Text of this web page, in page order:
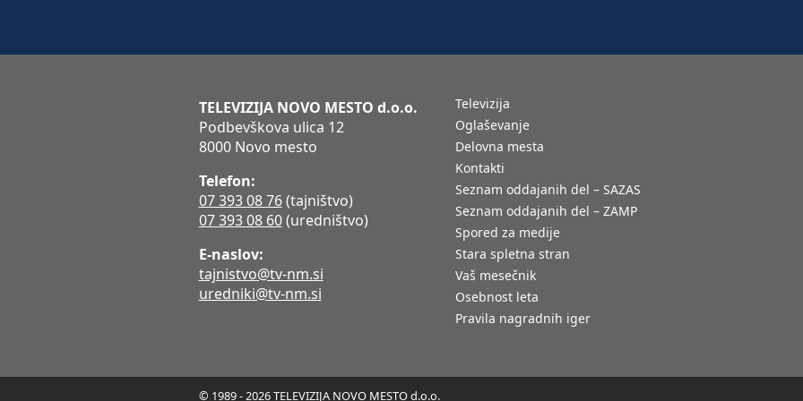
TELEVIZIJA NOVO MESTO d.o.o.
Podbevškova ulica 12
8000 Novo mesto
Telefon:
07 393 08 76(tajništvo)
07 393 08 60(uredništvo)
E-naslov:
tajnistvo@tv-nm.si
uredniki@tv-nm.si
Televizija
Oglaševanje
Delovna mesta
Kontakti
Seznam oddajanih del – SAZAS
Seznam oddajanih del – ZAMP
Spored za medije
Stara spletna stran
Vaš mesečnik
Osebnost leta
Pravila nagradnih iger
© 1989 - 2026 TELEVIZIJA NOVO MESTO d.o.o.